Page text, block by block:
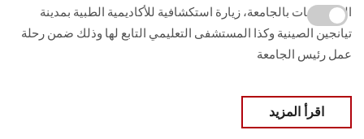
المشروعات بالجامعة، زيارة استكشافية للأكاديمية الطبية بمدينة
تيانجين الصينية وكذا المستشفى التعليمي التابع لها وذلك ضمن رحلة
عمل رئيس الجامعة
اقرأ المزيد